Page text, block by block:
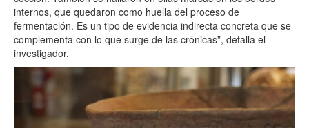
internos, que quedaron como huella del proceso de
fermentación. Es un tipo de evidencia indirecta concreta que se
complementa con lo que surge de las crónicas”, detalla el
investigador.